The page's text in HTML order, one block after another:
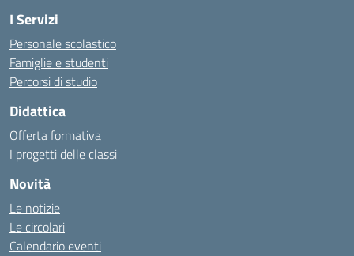
I Servizi
Personale scolastico
Famiglie e studenti
Percorsi di studio
Didattica
Offerta formativa
I progetti delle classi
Novità
Le notizie
Le circolari
Calendario eventi